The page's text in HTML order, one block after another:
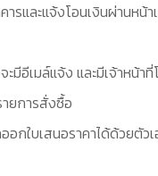
ารและแจ้งโอนเงินผ่านหน้า
ะมีอีเมล์แจ้ง และมีเจ้าหน้
ยการสั่งซื้อ
กใบเสนอราคาได้ด้วยตัว